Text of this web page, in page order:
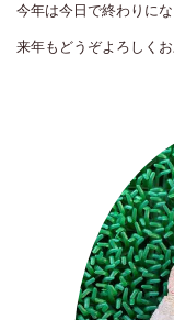
今年は今日で終わりに
来年もどうぞよろしくお